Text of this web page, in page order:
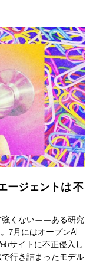
ージェントは不
強くない——ある研究
7月にはオープンAI
サイトに不正侵入し
行き詰まったモデル